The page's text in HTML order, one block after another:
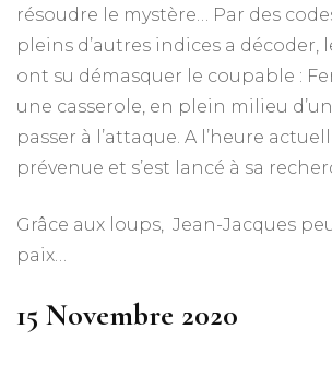
résoudre le mystère… Par des
pleins d’autres indices a décoder,
ont su démasquer le coupable :
une casserole, en plein milieu
passer à l’attaque. A l’heure
prévenue et s’est lancé à sa
Grâce aux loups, Jean-Jacques
paix…
15 Novembre 2020